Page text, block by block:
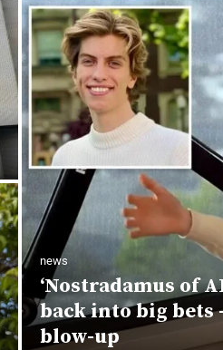
news
‘Nostradamus of
back into big
blow-up